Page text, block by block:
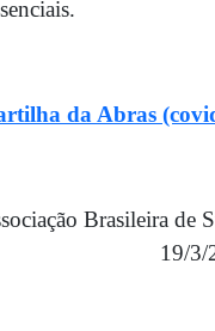
da Abras
Brasileira de
19/3/